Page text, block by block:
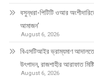
বসুন্ধরা-পিটিটি ওআর
আমাজন’
August 6, 2026
বিএসটিআইর ভ্রাম্যমাণ
উৎপাদন, রাজশাহীর আরাফাত
August 6, 2026